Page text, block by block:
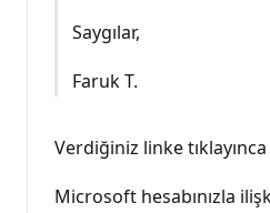
Saygılar,
Faruk T.
Verdiğiniz linke tıklayınca
Microsoft hesabınızla